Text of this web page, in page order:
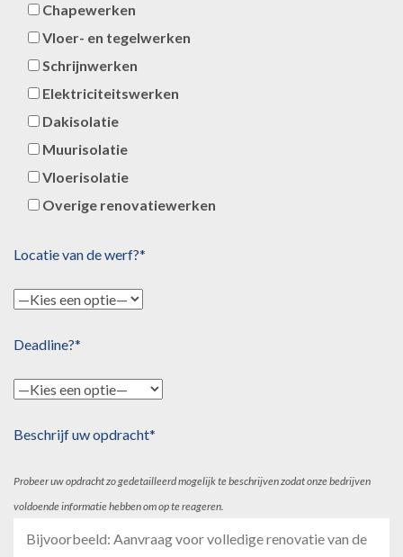
Chapewerken
Vloer- en tegelwerken
Schrijnwerken
Elektriciteitswerken
Dakisolatie
Muurisolatie
Vloerisolatie
Overige renovatiewerken
Locatie van de werf?*
Deadline?*
Beschrijf uw opdracht*
Probeer uw opdracht zo gedetailleerd mogelijk te beschrijven zodat onze bedrijven
voldoende informatie hebben om op te reageren.